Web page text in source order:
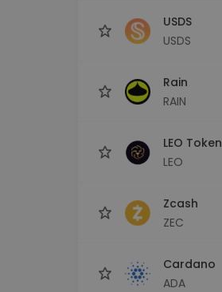
USDS
USDS
Rain
RAIN
LEO Token
LEO
Zcash
ZEC
Cardano
ADA